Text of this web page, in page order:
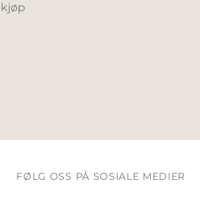
FØLG OSS PÅ SOSIALE MEDIER